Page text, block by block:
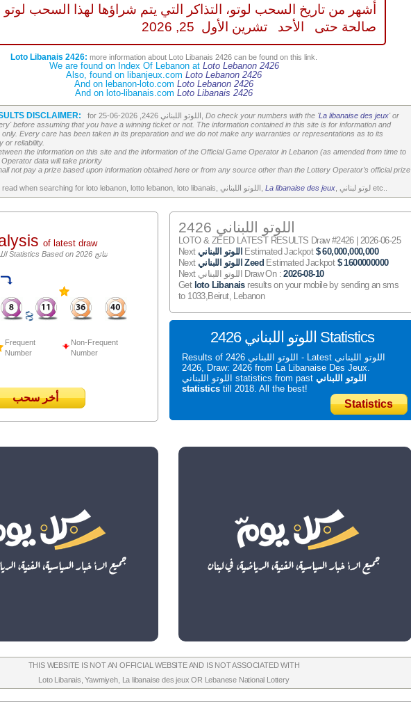
أشهر من تاريخ السحب لوتو، التذاكر التي يتم شراؤها لهذا السحب لوتو
صالحة حتى الأحد تشرين الأول 25, 2026
Loto Libanais 2426: more information about Loto Libanais 2426 can be found on this link.
We are found on Index Of Lebanon at Loto Lebanon 2426
Also, found on libanjeux.com Loto Lebanon 2426
And on lebanon-loto.com Loto Lebanon 2426
And on loto-libanais.com Loto Libanais 2426
DISCLAIMER: Do check your numbers with the 'La libanaise des jeux' or
before assuming that you have a winning ticket or not. The information contained in this site is for information and
Every care has been taken in its preparation and we do not make any warranties or representations as to its
or reliability.
the information on this site and the information of the Official Game Operator in Lebanon (as amended from time to
data will take priority
not pay a prize based upon information obtained here or from any source other than the Lottery Operator’s official prize
La libanaise des jeux , لوتو لبناني etc..
of latest draw
اللوتو اللبناني Statistics Based on 2026 نتائج
Frequent
Number
Non-Frequent
Number
أخر سحب
اللوتو اللبناني 2426
LOTO & ZEED LATEST RESULTS Draw #2426 | 2026-06-25
Next اللوتو اللبناني Estimated Jackpot $ 60,000,000,000
Next
اللوتو اللبناني Zeed Estimated Jackpot $ 1600000000
Next اللوتو اللبناني Draw On :2026-08-10
Get loto Libanaisresults on your mobile by sending an sms
to 1033,Beirut, Lebanon
اللوتو اللبناني 2426 Statistics
Results of اللوتو اللبناني 2426 - Latest اللوتو اللبناني
2426, Draw: 2426 from La Libanaise Des Jeux.
اللوتو اللبناني statistics from past اللوتو اللبناني
statistics till 2018. All the best!
Statistics
THIS WEBSITE IS NOT AN OFFICIAL WEBSITE AND IS NOT ASSOCIATED WITH
Loto Libanais ,Yawmiyeh, La libanaise des jeux OR Lebanese National Lottery